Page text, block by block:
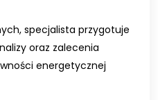
specjalista przygotuje
oraz zalecenia
energetycznej